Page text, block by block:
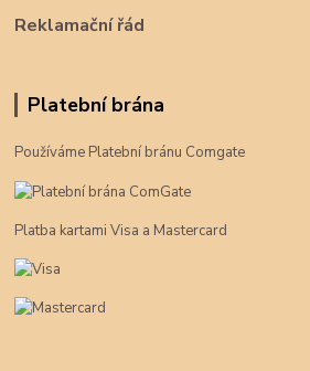
Reklamační řád
Platební brána
Používáme Platební bránu Comgate
Platba kartami Visa a Mastercard